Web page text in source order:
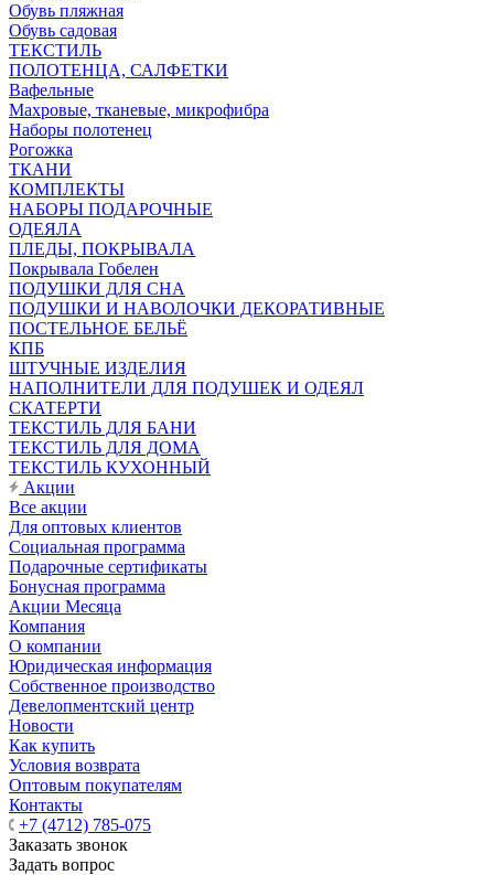
Обувь пляжная
Обувь садовая
ТЕКСТИЛЬ
ПОЛОТЕНЦА, САЛФЕТКИ
Вафельные
Махровые, тканевые, микрофибра
Наборы полотенец
Рогожка
ТКАНИ
КОМПЛЕКТЫ
НАБОРЫ ПОДАРОЧНЫЕ
ОДЕЯЛА
ПЛЕДЫ, ПОКРЫВАЛА
Покрывала Гобелен
ПОДУШКИ ДЛЯ СНА
ПОДУШКИ И НАВОЛОЧКИ ДЕКОРАТИВНЫЕ
ПОСТЕЛЬНОЕ БЕЛЬЁ
КПБ
ШТУЧНЫЕ ИЗДЕЛИЯ
НАПОЛНИТЕЛИ ДЛЯ ПОДУШЕК И ОДЕЯЛ
СКАТЕРТИ
ТЕКСТИЛЬ ДЛЯ БАНИ
ТЕКСТИЛЬ ДЛЯ ДОМА
ТЕКСТИЛЬ КУХОННЫЙ
Акции
Все акции
Для оптовых клиентов
Социальная программа
Подарочные сертификаты
Бонусная программа
Акции Месяца
Компания
О компании
Юридическая информация
Собственное производство
Девелопментский центр
Новости
Как купить
Условия возврата
Оптовым покупателям
Контакты
+7 (4712) 785-075
Заказать звонок
Задать вопрос